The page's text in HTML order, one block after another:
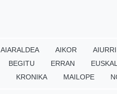
AIARALDEA AIKOR AIURRI
BEGITU
ERRAN
KRONIKA
MAILOPE